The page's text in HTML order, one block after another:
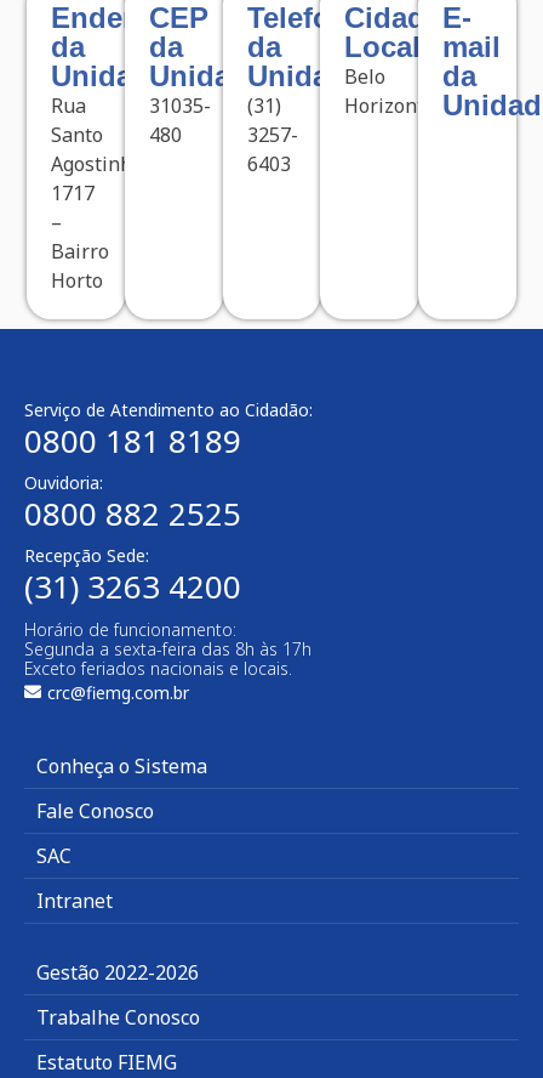
Endereço
da
Unidade
Rua
Santo
Agostinho,
1717
–
Bairro
Horto
CEP
da
Unidade
31035-
480
Telefone
da
Unidade
(31)
3257-
6403
Cidade
Localizada
Belo
Horizonte
E-
mail
da
Serviço de Atendimento ao Cidadão:
0800 181 8189
Ouvidoria:
0800 882 2525​
Recepção Sede:
(31) 3263 4200
Horário de funcionamento:
Segunda a sexta-feira das 8h às 17h
Exceto feriados nacionais e locais.
crc@fiemg.com.br
Conheça o Sistema
Fale Conosco
SAC
Intranet
Gestão 2022-2026
Trabalhe Conosco
Estatuto FIEMG